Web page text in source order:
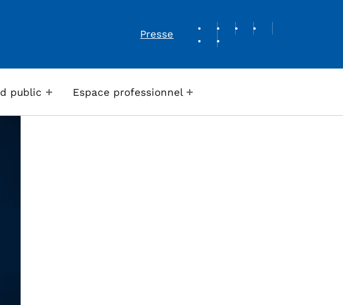
Presse
REVUE DE PRESSE
public Espace professionnel